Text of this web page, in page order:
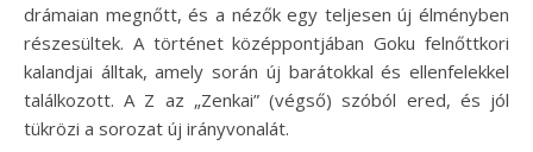
drámaian megnőtt, és a nézők egy teljesen új élményben
részesültek. A történet középpontjában Goku felnőttkori
kalandjai álltak, amely során új barátokkal és ellenfelekkel
találkozott. A Z az „Zenkai” (végső) szóból ered, és jól
tükrözi a sorozat új irányvonalát.